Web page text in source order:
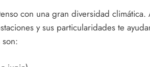
con una gran diversidad
y sus particularidades te